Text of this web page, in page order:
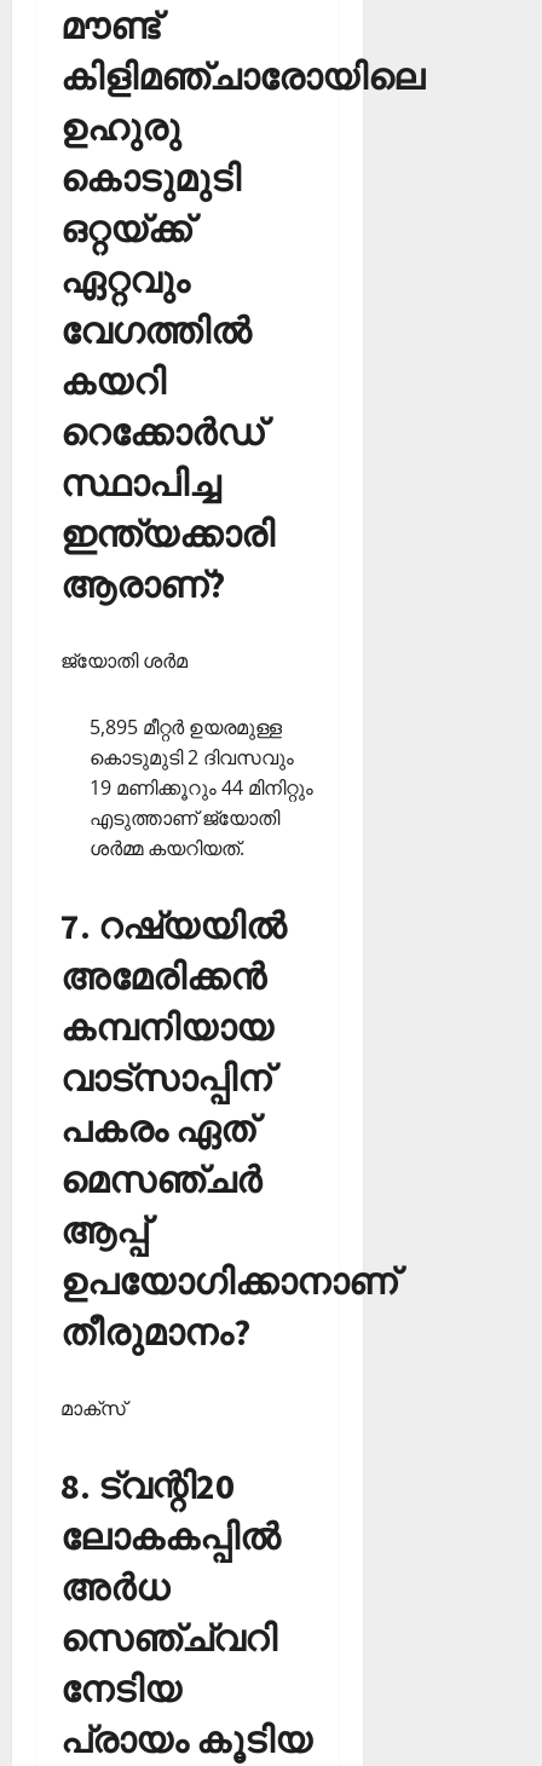
മൗണ്ട്
കിളിമഞ്ചാരോയിലെ
ഉഹുരു
കൊടുമുടി
ഒറ്റയ്ക്ക്
ഏറ്റവും
വേഗത്തില്‍
കയറി
റെക്കോര്‍ഡ്
സ്ഥാപിച്ച
ഇന്ത്യക്കാരി
ആരാണ്?
ജ്യോതി ശര്‍മ
5,895 മീറ്റര്‍ ഉയരമുള്ള
കൊടുമുടി 2 ദിവസവും
19 മണിക്കൂറും 44 മിനിറ്റും
എടുത്താണ് ജ്യോതി
ശര്‍മ്മ കയറിയത്.
7. റഷ്യയില്‍
അമേരിക്കന്‍
കമ്പനിയായ
വാട്‌സാപ്പിന്
പകരം ഏത്
മെസഞ്ചര്‍
ആപ്പ്
ഉപയോഗിക്കാനാണ്
തീരുമാനം?
മാക്‌സ്‌
8. ട്വന്റി20
ലോകകപ്പില്‍
അര്‍ധ
സെഞ്ച്വറി
നേടിയ
പ്രായം കൂടിയ